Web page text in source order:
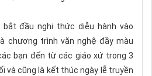
đầu nghi thức diễu hành vào
chương trình văn nghệ đầy màu
bạn đến từ các giáo xứ trong 3
và cũng là kết thúc ngày lễ truyền